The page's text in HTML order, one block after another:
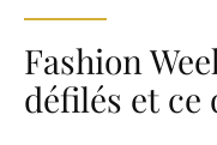
Fashion
défilés et